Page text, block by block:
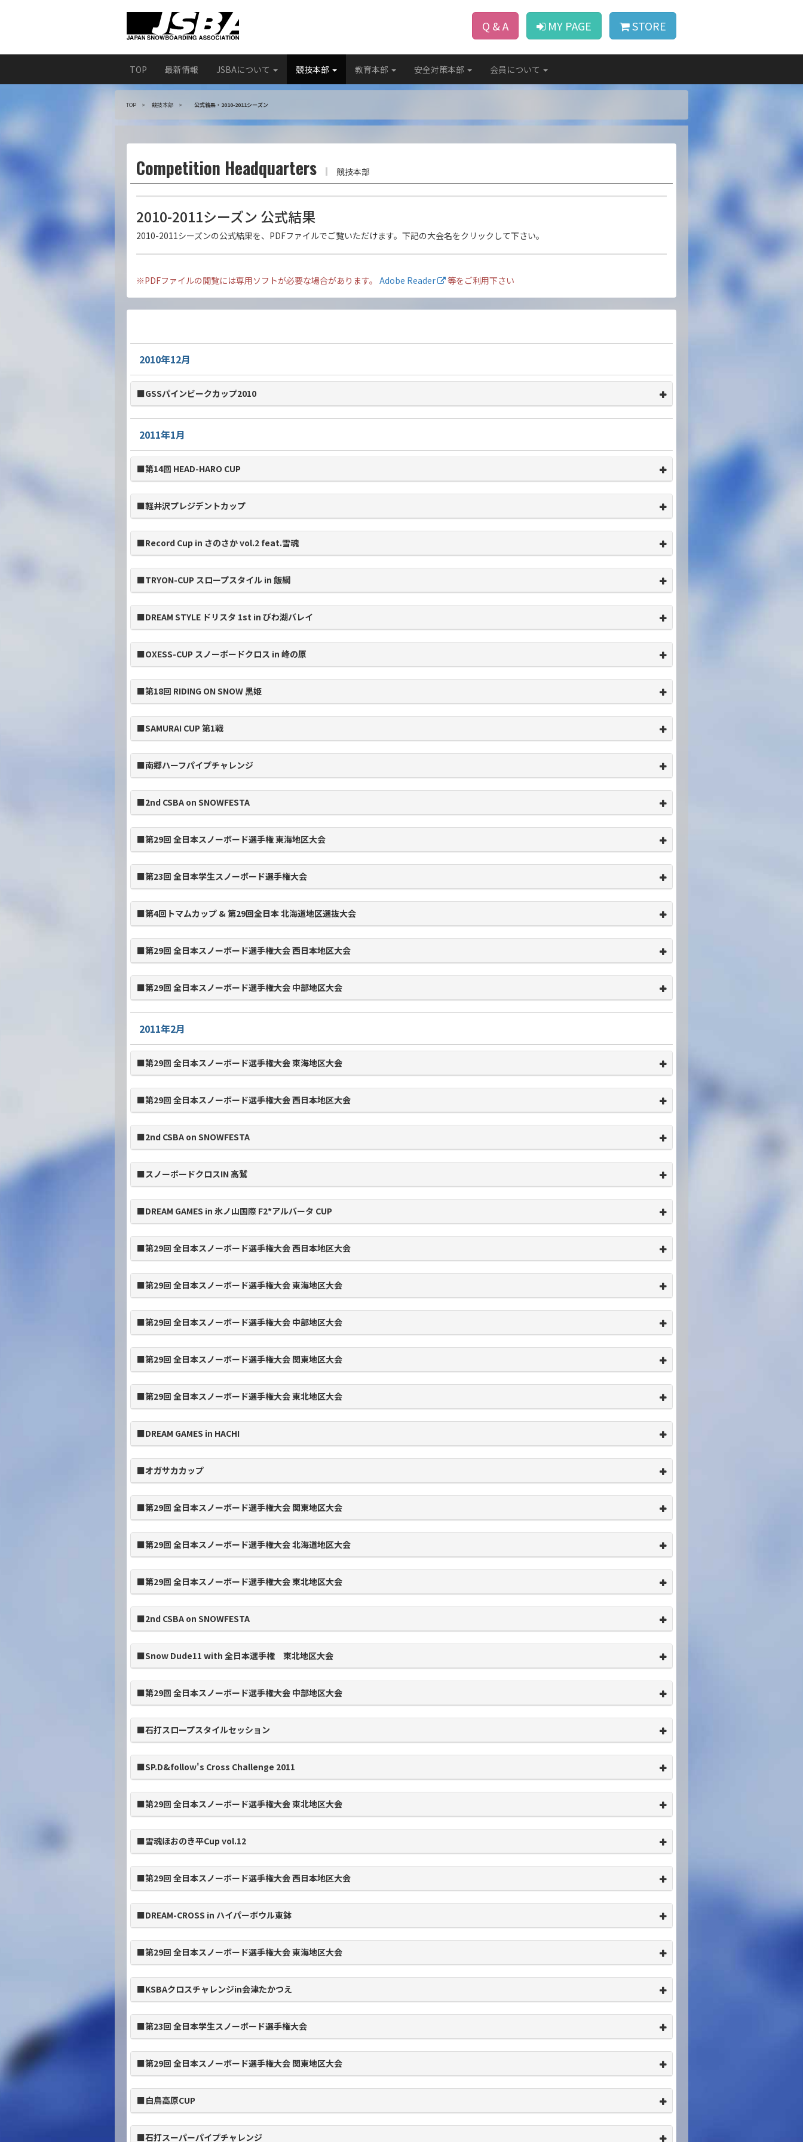
Q & A MY PAGE STORE
TOP 最新情報 JSBAについて 競技本部 教育本部 安全対策本部 会員について
TOP 競技本部 公式結果・2010-2011シーズン
Competition Headquarters 競技本部
2010-2011シーズン 公式結果
2010-2011シーズンの公式結果を、PDFファイルでご覧いただけます。下記の大会名をクリックして下さい。
※PDFファイルの閲覧には専用ソフトが必要な場合があります。 Adobe Reader 等をご利用下さい
2010年12月
■GSSパインビークカップ2010
2011年1月
■第14回 HEAD-HARO CUP
■軽井沢プレジデントカップ
■Record Cup in さのさか vol.2 feat.雪魂
■TRYON-CUP スロープスタイル in 飯綱
■DREAM STYLE ドリスタ 1st in びわ湖バレイ
■OXESS-CUP スノーボードクロス in 峰の原
■第18回 RIDING ON SNOW 黒姫
■SAMURAI CUP 第1戦
■南郷ハーフパイプチャレンジ
■2nd CSBA on SNOWFESTA
■第29回 全日本スノーボード選手権 東海地区大会
■第23回 全日本学生スノーボード選手権大会
■第4回トマムカップ & 第29回全日本 北海道地区選抜大会
■第29回 全日本スノーボード選手権大会 西日本地区大会
■第29回 全日本スノーボード選手権大会 中部地区大会
2011年2月
■第29回 全日本スノーボード選手権大会 東海地区大会
■第29回 全日本スノーボード選手権大会 西日本地区大会
■2nd CSBA on SNOWFESTA
■スノーボードクロスIN 高鷲
■DREAM GAMES in 氷ノ山国際 F2*アルバータ CUP
■第29回 全日本スノーボード選手権大会 西日本地区大会
■第29回 全日本スノーボード選手権大会 東海地区大会
■第29回 全日本スノーボード選手権大会 中部地区大会
■第29回 全日本スノーボード選手権大会 関東地区大会
■第29回 全日本スノーボード選手権大会 東北地区大会
■DREAM GAMES in HACHI
■オガサカカップ
■第29回 全日本スノーボード選手権大会 関東地区大会
■第29回 全日本スノーボード選手権大会 北海道地区大会
■第29回 全日本スノーボード選手権大会 東北地区大会
■2nd CSBA on SNOWFESTA
■Snow Dude11 with 全日本選手権 東北地区大会
■第29回 全日本スノーボード選手権大会 中部地区大会
■石打スロープスタイルセッション
■SP.D&follow's Cross Challenge 2011
■第29回 全日本スノーボード選手権大会 東北地区大会
■雪魂ほおのき平Cup vol.12
■第29回 全日本スノーボード選手権大会 西日本地区大会
■DREAM-CROSS in ハイパーボウル東鉢
■第29回 全日本スノーボード選手権大会 東海地区大会
■KSBAクロスチャレンジin会津たかつえ
■第23回 全日本学生スノーボード選手権大会
■第29回 全日本スノーボード選手権大会 関東地区大会
■白鳥高原CUP
■石打スーパーパイプチャレンジ